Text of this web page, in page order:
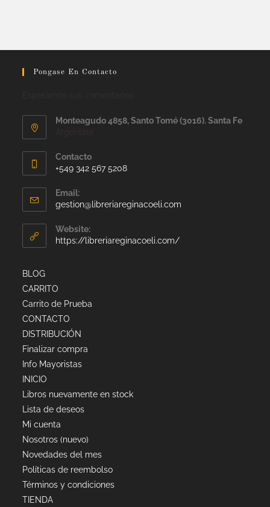
Pongase En Contacto
Monteagudo 4858, Santo Tomé (3016). Santa Fe
Contacto
+549 342 567 5208
Email:
gestion@libreriareginacoeli.com
Website:
https://libreriareginacoeli.com/
BLOG
CARRITO
Carrito de Prueba
CONTACTO
DISTRIBUCIÓN
Finalizar compra
Info Mayoristas
INICIO
Libros nuevamente en stock
Lista de deseos
Mi cuenta
Nosotros (nuevo)
Novedades del mes
Políticas de reembolso
Términos y condiciones
TIENDA